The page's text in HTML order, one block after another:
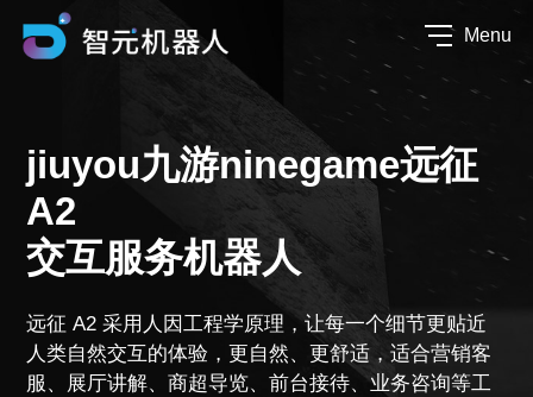
Menu
jiuyou九游ninegame远征
A2
交互服务机器人
远征 A2 采用人因工程学原理，让每一个细节更贴近
人类自然交互的体验，更自然、更舒适，适合营销客
服、展厅讲解、商超导览、前台接待、业务咨询等工